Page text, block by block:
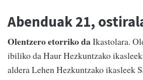
Abenduak 21,
Olentzero etorriko daIkastolara.
ibiliko da Haur Hezkuntzako
aldera Lehen Hezkuntzako ikasleek